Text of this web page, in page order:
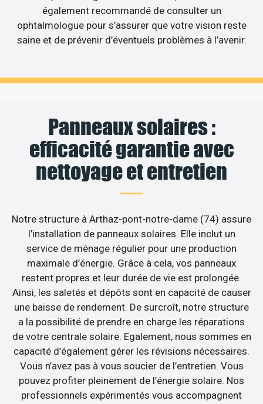
également recommandé de consulter un
ophtalmologue pour s’assurer que votre vision reste
saine et de prévenir d’éventuels problèmes à l’avenir.
Panneaux solaires :
efficacité garantie avec
nettoyage et entretien
Notre structure à Arthaz-pont-notre-dame (74) assure
l’installation de panneaux solaires. Elle inclut un
service de ménage régulier pour une production
maximale d’énergie. Grâce à cela, vos panneaux
restent propres et leur durée de vie est prolongée.
Ainsi, les saletés et dépôts sont en capacité de causer
une baisse de rendement. De surcroît, notre structure
a la possibilité de prendre en charge les réparations
de votre centrale solaire. Egalement, nous sommes en
capacité d’également gérer les révisions nécessaires.
Vous n’avez pas à vous soucier de l’entretien. Vous
pouvez profiter pleinement de l’énergie solaire. Nos
professionnels expérimentés vous accompagnent